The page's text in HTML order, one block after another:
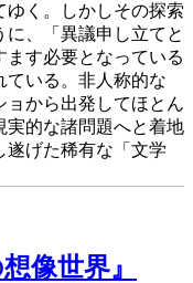
く。しかしその探索
、「異議申し立てと
ます必要となっている
ている。非人称的な
ョから出発してほとん
実的な諸問題へと着地
遂げた稀有な「文学
像世界』